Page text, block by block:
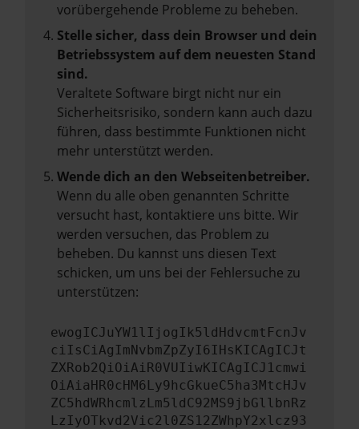
vorübergehende Probleme zu beheben.
Stelle sicher, dass dein Browser und dein
Betriebssystem auf dem neuesten Stand
sind.
Veraltete Software birgt nicht nur ein
Sicherheitsrisiko, sondern kann auch dazu
führen, dass bestimmte Funktionen nicht
mehr unterstützt werden.
Wende dich an den Webseitenbetreiber.
Wenn du alle oben genannten Schritte
versucht hast, kontaktiere uns bitte. Wir
werden versuchen, das Problem zu
beheben. Du kannst uns diesen Text
schicken, um uns bei der Fehlersuche zu
unterstützen:
ewogICJuYW1lIjogIk5ldHdvcmtFcnJv
ciIsCiAgImNvbmZpZyI6IHsKICAgICJt
ZXRob2QiOiAiR0VUIiwKICAgICJ1cmwi
OiAiaHR0cHM6Ly9hcGkueC5ha3MtcHJv
ZC5hdWRhcmlzLm5ldC92MS9jbGllbnRz
LzIyOTkvd2Vic2l0ZS12ZWhpY2xlcz93